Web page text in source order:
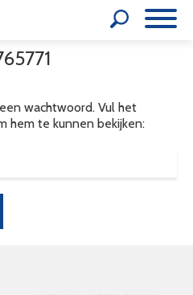
wachtwoord. Vul het
hem te kunnen bekijken: